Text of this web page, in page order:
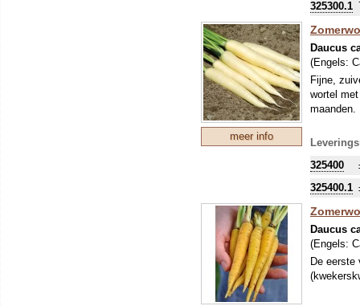
325300.1
meer info
Daucus
(Engels:
Fijne,
wortel
maanden.
325400
325400.1
Daucus
(Engels:
De eerste